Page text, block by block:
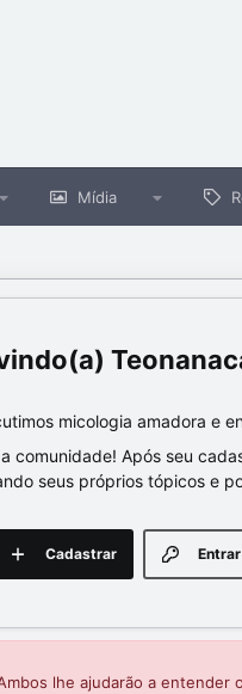
Mídia
micologia amadora e
comunidade! Após seu
seus próprios tópicos e
Entrar
Cadastrar
lhe ajudarão a entender